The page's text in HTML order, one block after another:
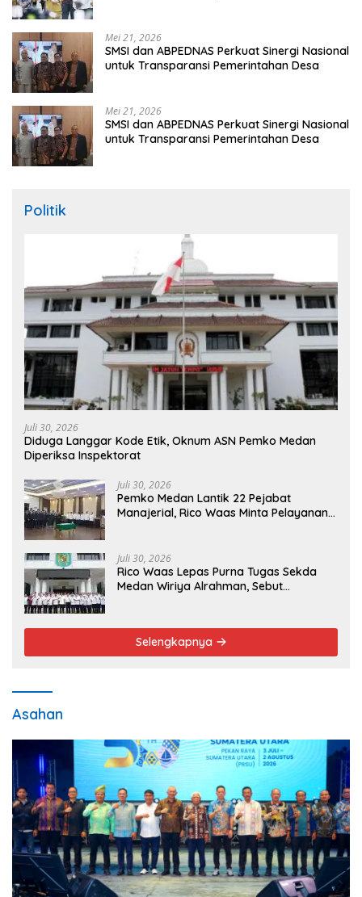
Mei 21, 2026
SMSI dan ABPEDNAS Perkuat Sinergi Nasional
untuk Transparansi Pemerintahan Desa
Mei 21, 2026
SMSI dan ABPEDNAS Perkuat Sinergi Nasional
untuk Transparansi Pemerintahan Desa
Politik
Juli 30, 2026
Diduga Langgar Kode Etik, Oknum ASN Pemko Medan
Diperiksa Inspektorat
Juli 30, 2026
Pemko Medan Lantik 22 Pejabat
Manajerial, Rico Waas Minta Pelayanan
Juli 30, 2026
Rico Waas Lepas Purna Tugas Sekda
Medan Wiriya Alrahman, Sebut
Selengkapnya
Asahan